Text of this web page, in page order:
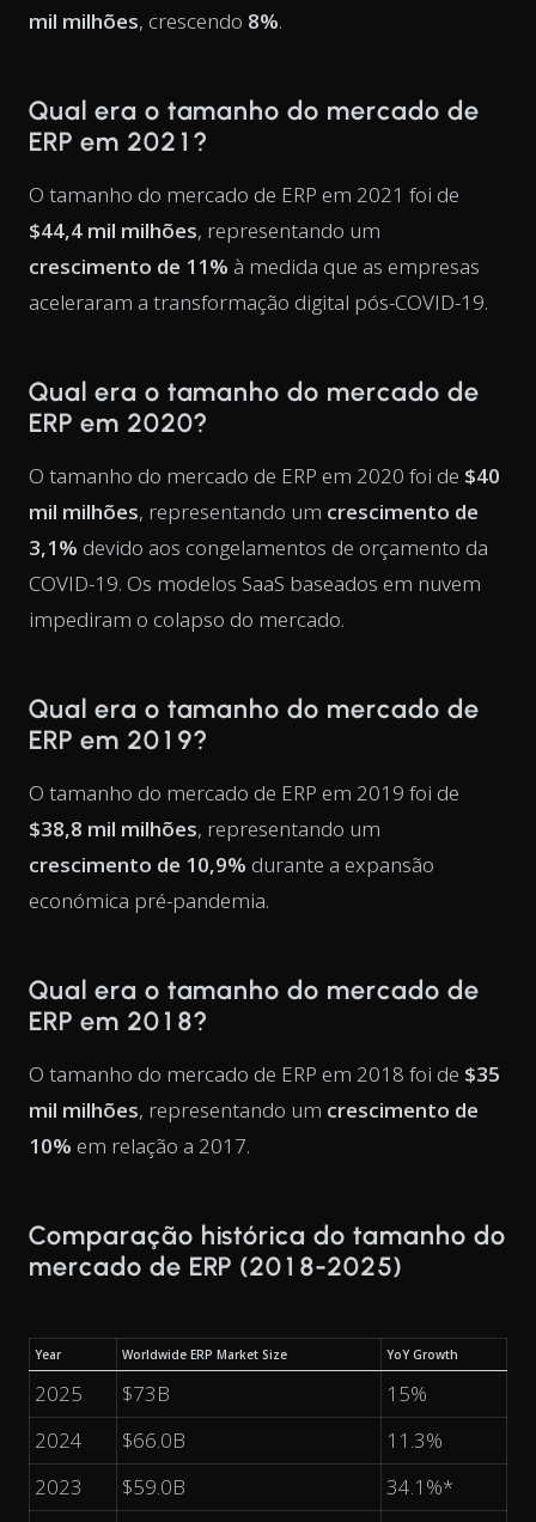
mil milhões, crescendo 8%.
Qual era o tamanho do mercado de
ERP em 2021?
O tamanho do mercado de ERP em 2021 foi de
$44,4 mil milhões, representando um
crescimento de 11% à medida que as empresas
aceleraram a transformação digital pós-COVID-19.
Qual era o tamanho do mercado de
ERP em 2020?
O tamanho do mercado de ERP em 2020 foi de $40
mil milhões, representando um crescimento de
3,1% devido aos congelamentos de orçamento da
COVID-19. Os modelos SaaS baseados em nuvem
impediram o colapso do mercado.
Qual era o tamanho do mercado de
ERP em 2019?
O tamanho do mercado de ERP em 2019 foi de
$38,8 mil milhões, representando um
crescimento de 10,9% durante a expansão
económica pré-pandemia.
Qual era o tamanho do mercado de
ERP em 2018?
O tamanho do mercado de ERP em 2018 foi de $35
mil milhões, representando um crescimento de
10% em relação a 2017.
Comparação histórica do tamanho do
mercado de ERP (2018-2025)
Year Worldwide ERP Market Size YoY Growth
2025 $73B
15%
2024
$66.0B
11.3%
2023
$59.0B
34.1%*